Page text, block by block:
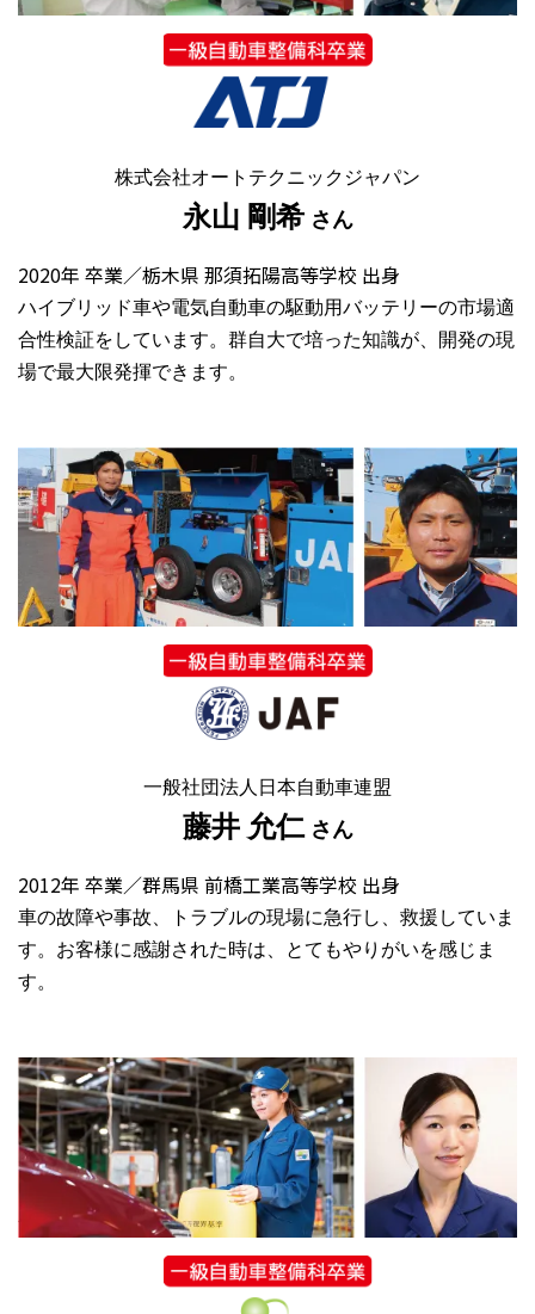
株式会社オートテクニックジャパン
永山 剛希 さん
2020年 卒業／栃木県 那須拓陽高等学校 出身
ハイブリッド車や電気自動車の駆動用バッテリーの市場適
合性検証をしています。群自大で培った知識が、開発の現
場で最大限発揮できます。
一般社団法人日本自動車連盟
藤井 允仁 さん
2012年 卒業／群馬県 前橋工業高等学校 出身
車の故障や事故、トラブルの現場に急行し、救援していま
す。お客様に感謝された時は、とてもやりがいを感じま
す。